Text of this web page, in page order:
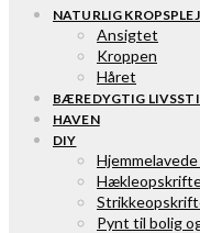
NATURLIG
Ansigtet
Kroppen
Håret
BÆREDYGTIG
HAVEN
DIY
Pynt til bolig